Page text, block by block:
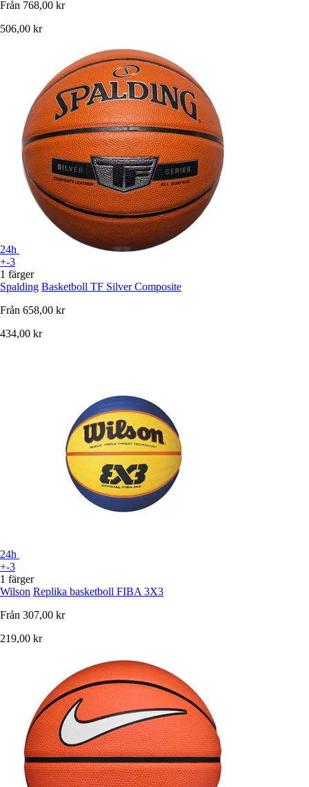
Från 768,00 kr
506,00 kr
24h
+-3
1 färger
Spalding Basketboll TF Silver Composite
Från 658,00 kr
434,00 kr
24h
+-3
1 färger
Wilson Replika basketboll FIBA 3X3
Från 307,00 kr
219,00 kr